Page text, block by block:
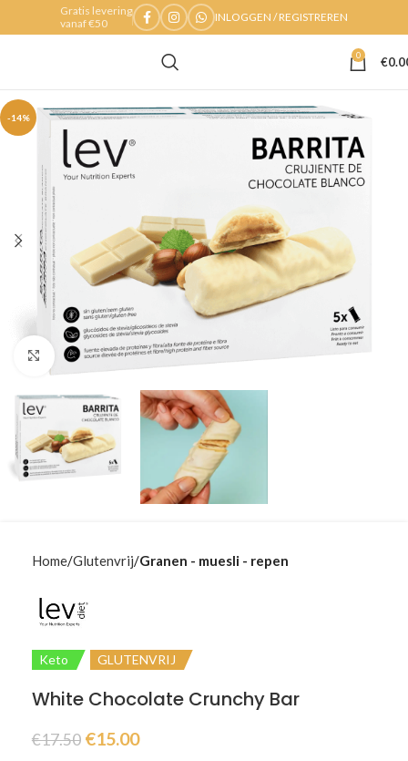
Gratis levering
vanaf €50
INLOGGEN / REGISTREREN
0 €
-14%
Klik om te vergroten
Home Glutenvrij Granen - muesli - repen
Keto GLUTENVRIJ
White Chocolate Crunchy Bar
€17.50 €15.00